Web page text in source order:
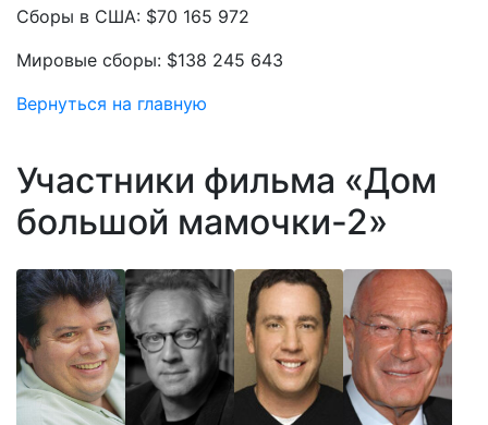
Сборы в США: $70 165 972
Мировые сборы: $138 245 643
Вернуться на главную
Участники фильма «Дом
большой мамочки-2»